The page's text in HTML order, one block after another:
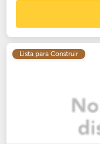
Lista para Construir